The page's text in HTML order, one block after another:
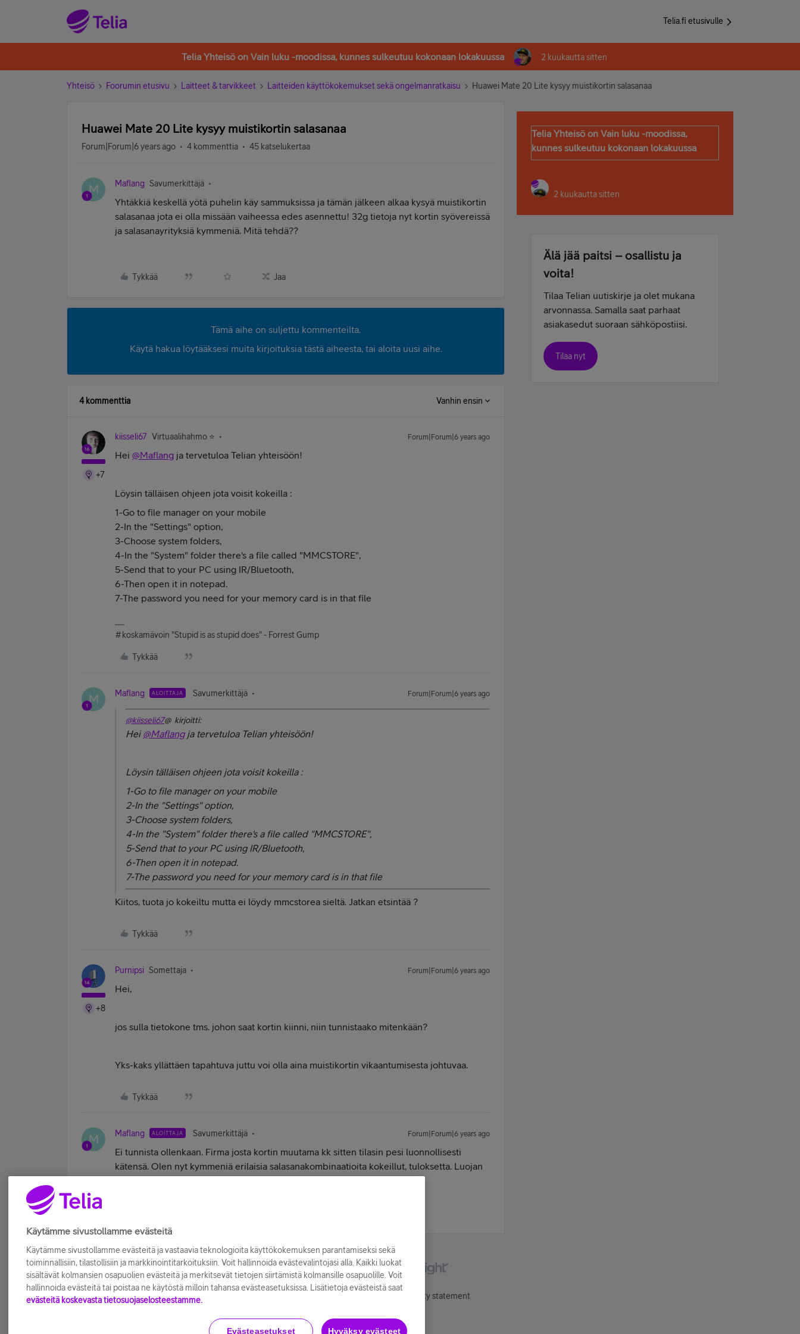
Telia.fi etusivulle
Telia Yhteisö on Vain luku -moodissa, kunnes sulkeutuu kokonaan lokakuussa 2 kuukautta sitten
Yhteisö Foorumin etusivu Laitteet & tarvikkeet Laitteiden käyttökokemukset sekä ongelmanratkaisu Huawei Mate 20 Lite kysyy muistikortin salasanaa
Huawei Mate 20 Lite kysyy muistikortin salasanaa
Forum|Forum|6 years ago 4 kommenttia 45 katselukertaa
M Maflang Savumerkittäjä
Yhtäkkiä keskellä yötä puhelin käy sammuksissa ja tämän jälkeen alkaa kysyä muistikortin
salasanaa jota ei olla missään vaiheessa edes asennettu! 32g tietoja nyt kortin syövereissä
ja salasanayrityksiä kymmeniä. Mitä tehdä??
Tykkää Jaa
Tämä aihe on suljettu kommenteilta.
Käytä hakua löytääksesi muita kirjoituksia tästä aiheesta, tai aloita uusi aihe.
4 kommenttia Vanhin ensin
+7
kiisseli67 Virtuaalihahmo ⭐️ Forum|Forum|6 years ago
Hei @Maflang ja tervetuloa Telian yhteisöön!
Löysin tälläisen ohjeen jota voisit kokeilla :
1-Go to file manager on your mobile
2-In the "Settings" option,
3-Choose system folders,
4-In the "System" folder there's a file called "MMCSTORE",
5-Send that to your PC using IR/Bluetooth,
6-Then open it in notepad.
7-The password you need for your memory card is in that file
#koskamävoin "Stupid is as stupid does" - Forrest Gump
Tykkää
M Maflang ALOITTAJA Savumerkittäjä Forum|Forum|6 years ago
@kiisseli67@ kirjoitti:
Hei@Maflangja tervetuloa Telian yhteisöön!
Löysin tälläisen ohjeen jota voisit kokeilla :
1-Go to file manager on your mobile
2-In the "Settings" option,
3-Choose system folders,
4-In the "System" folder there's a file called "MMCSTORE",
5-Send that to your PC using IR/Bluetooth,
6-Then open it in notepad.
7-The password you need for your memory card is in that file
Kiitos, tuota jo kokeiltu mutta ei löydy mmcstorea sieltä. Jatkan etsintää ?
Tykkää
+8
Purnipsi Somettaja Forum|Forum|6 years ago
Hei,
jos sulla tietokone tms. johon saat kortin kiinni, niin tunnistaako mitenkään?
Yks-kaks yllättäen tapahtuva juttu voi olla aina muistikortin vikaantumisesta johtuvaa.
Tykkää
M Maflang ALOITTAJA Savumerkittäjä Forum|Forum|6 years ago
Ei tunnista ollenkaan. Firma josta kortin muutama kk sitten tilasin pesi luonnollisesti
kätensä. Olen nyt kymmeniä erilaisia salasanakombinaatioita kokeillut, tuloksetta. Luojan
Telia Yhteisö on Vain luku -moodissa,
kunnes sulkeutuu kokonaan lokakuussa
2 kuukautta sitten
Älä jää paitsi – osallistu ja
voita!
Tilaa Telian uutiskirje ja olet mukana
arvonnassa. Samalla saat parhaat
asiakasedut suoraan sähköpostiisi.
Tilaa nyt
Accessibility statement
Käytämme sivustollamme evästeitä
Käytämme sivustollamme evästeitä ja vastaavia teknologioita käyttökokemuksen parantamiseksi sekä
toiminnallisiin, tilastollisiin ja markkinointitarkoituksiin. Voit hallinnoida evästevalintojasi alla. Kaikki luokat
sisältävät kolmansien osapuolien evästeitä ja merkitsevät tietojen siirtämistä kolmansille osapuolille. Voit
hallinnoida evästeitä tai poistaa ne käytöstä milloin tahansa evästeasetuksissa. Lisätietoja evästeistä saat
evästeitä koskevasta tietosuojaselosteestamme.
Evästeasetukset Hyväksy evästeet